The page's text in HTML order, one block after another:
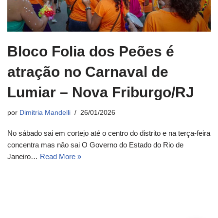
Bloco Folia dos Peões é
atração no Carnaval de
Lumiar – Nova Friburgo/RJ
por Dimitria Mandelli 26/01/2026
No sábado sai em cortejo até o centro do distrito e na terça-feira
concentra mas não sai O Governo do Estado do Rio de
Janeiro… Read More »